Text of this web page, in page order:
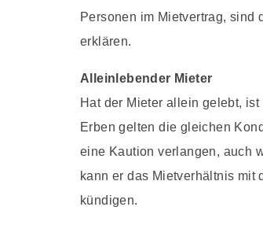
Personen im Mietvertrag, sind
erklären.
Alleinlebender Mieter
Hat der Mieter allein gelebt,
Erben gelten die gleichen
eine Kaution verlangen, auch
kann er das Mietverhältnis mit
kündigen.